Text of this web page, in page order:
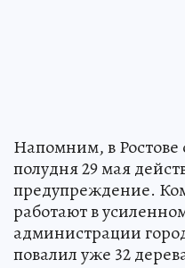
Напомним, в Ростове
полудня 29 мая
предупреждение.
работают в
администрации
повалил уже 32